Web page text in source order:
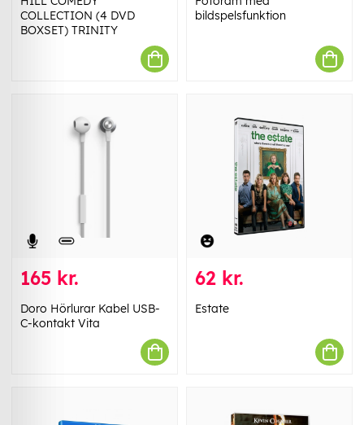
COLLECTION (4 DVD
BOXSET) TRINITY
bildspelsfunktion
165 kr.
Doro Hörlurar Kabel USB-
C-kontakt Vita
62 kr.
Estate